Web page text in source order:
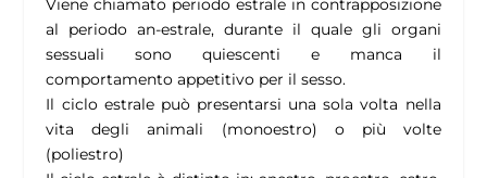
Viene chiamato periodo estrale in contrapposizione
al periodo an-estrale, durante il quale gli organi
sessuali sono quiescenti e manca il
comportamento appetitivo per il sesso.
Il ciclo estrale può presentarsi una sola volta nella
vita degli animali (monoestro) o più volte
(poliestro)